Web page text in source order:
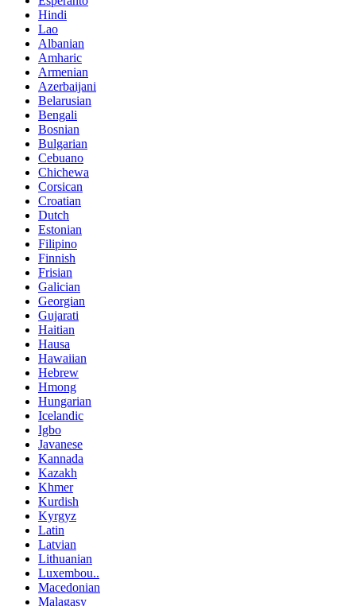
Hindi
Lao
Albanian
Amharic
Armenian
Azerbaijani
Belarusian
Bengali
Bosnian
Bulgarian
Cebuano
Chichewa
Corsican
Croatian
Dutch
Estonian
Filipino
Finnish
Frisian
Galician
Georgian
Gujarati
Haitian
Hausa
Hawaiian
Hebrew
Hmong
Hungarian
Icelandic
Igbo
Javanese
Kannada
Kazakh
Khmer
Kurdish
Kyrgyz
Latin
Latvian
Lithuanian
Luxembou..
Macedonian
Malagasy